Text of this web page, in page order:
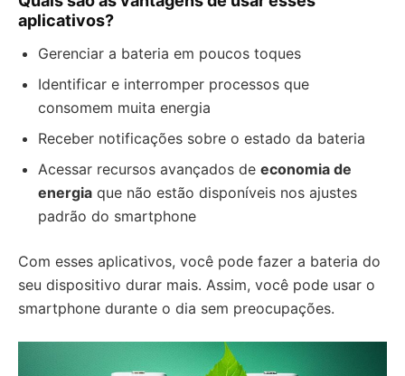
aplicativos?
Gerenciar a bateria em poucos toques
Identificar e interromper processos que
consomem muita energia
Receber notificações sobre o estado da bateria
Acessar recursos avançados de economia de
energia que não estão disponíveis nos ajustes
padrão do smartphone
Com esses aplicativos, você pode fazer a bateria do
seu dispositivo durar mais. Assim, você pode usar o
smartphone durante o dia sem preocupações.